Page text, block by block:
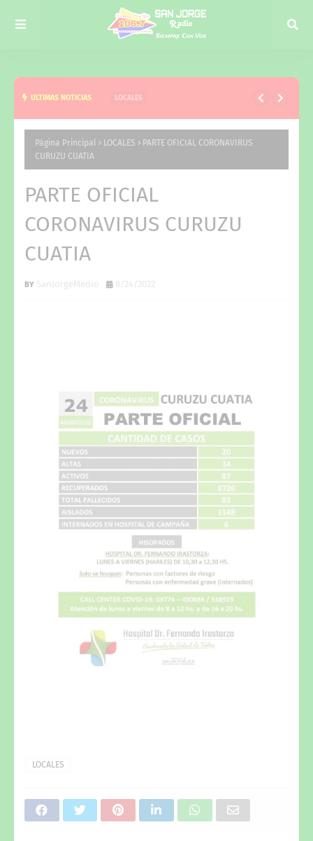
ULTIMAS NOTICIAS LOCALES
Página Principal LOCALES
PARTE OFICIAL CORONAVIRUS
CURUZU CUATIA
PARTE OFICIAL
CORONAVIRUS CURUZU
CUATIA
SanJorgeMedio 8/24/2022
LOCALES